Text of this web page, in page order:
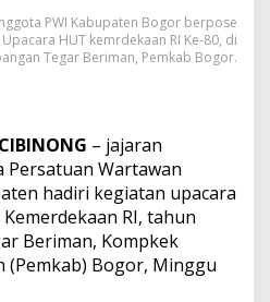
PWI Kabupaten Bogor berpose
HUT kemrdekaan RI Ke-80, di
Tegar Beriman, Pemkab Bogor.
– jajaran
Wartawan
hadiri kegiatan upacara
RI, tahun
Beriman, Kompkek
(Pemkab) Bogor, Minggu